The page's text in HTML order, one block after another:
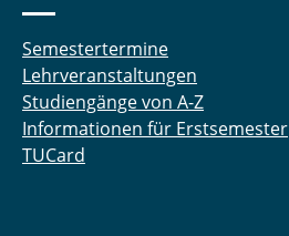
Semestertermine
Lehrveranstaltungen
Studiengänge von A-Z
Informationen für Erstsemester
TUCard